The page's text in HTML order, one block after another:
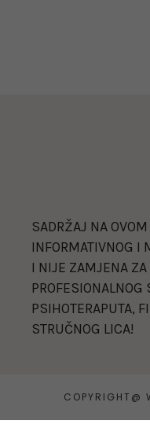
SADRŽAJ NA
INFORMATIVNOG I
I NIJE ZAMJENA ZA
PROFESIONALNOG
PSIHOTERAPUTA,
STRUČNOG LICA!
COPYRIGHT@